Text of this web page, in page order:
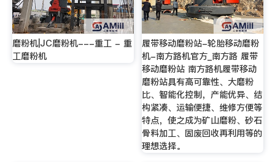
磨粉机|JC磨粉机---重工 - 重
工磨粉机
履带移动磨粉站-轮胎移动磨粉
机-南方路机官方_南方路 履带
移动磨粉站 南方路机履带移动
磨粉站具有高可靠性、大磨粉
比、智能化控制，产能优异、结
构紧凑、运输便捷、维修方便等
特点，使之成为矿山磨粉、砂石
骨料加工、固废回收再利用等的
理想选择。